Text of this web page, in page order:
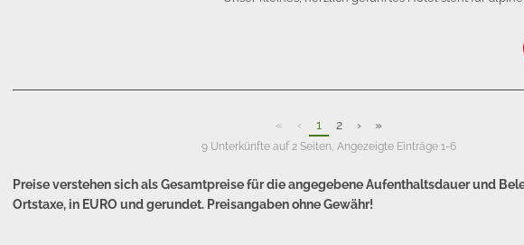
« ‹ 1 2 › »
9 Unterkünfte auf 2 Seiten, Angezeigte Einträge 1-6
Preise verstehen sich als Gesamtpreise für die angegebene Aufenthaltsdauer und
Ortstaxe, in EURO und gerundet. Preisangaben ohne Gewähr!